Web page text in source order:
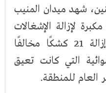
شهد ميدان المنيب
لإزالة الإشغالات
والتعديات، أسفرت عن إزالة 21 كشكًا مخالفًا
التي كانت تعيق
العام للمنطقة.